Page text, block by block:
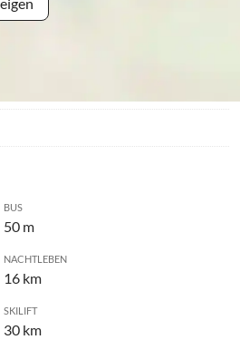
BUS
50 m
NACHTLEBEN
16 km
SKILIFT
30 km